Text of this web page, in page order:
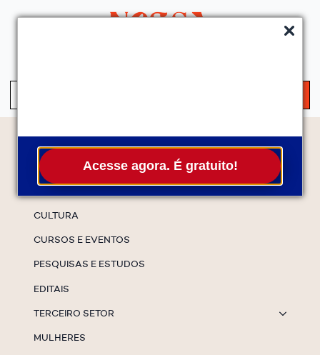
Acesse agora. É gratuito!
Temas
CULTURA
CURSOS E EVENTOS
PESQUISAS E ESTUDOS
EDITAIS
TERCEIRO SETOR
MULHERES